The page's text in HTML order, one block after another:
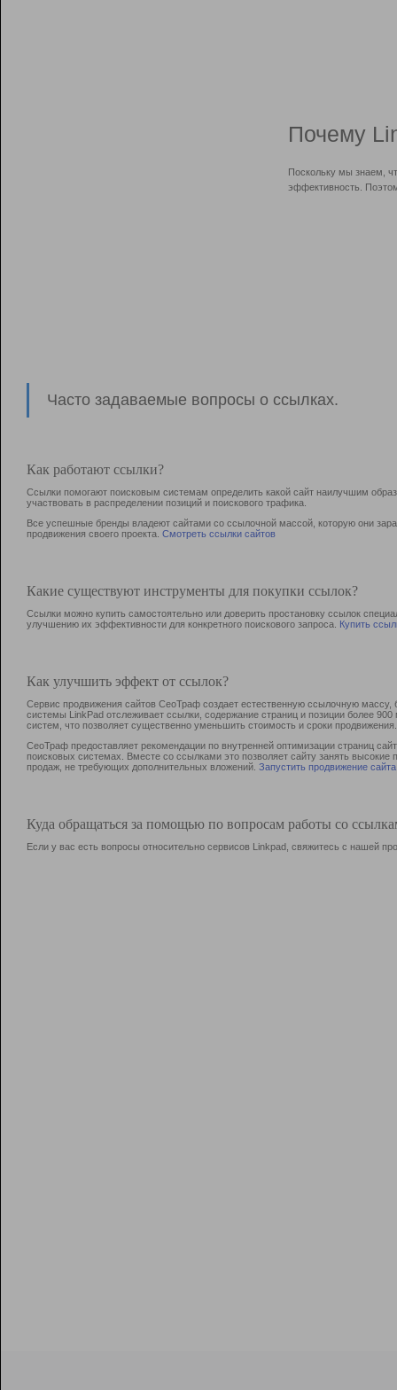
Почему
Поскольку мы знаем,
эффективность.
Часто задаваемые вопросы о ссылках.
Как работают ссылки?
Ссылки помогают поисковым системам определить какой сайт наилучшим
участвовать в раcпределении позиций и поискового трафика.
Все успешные бренды владеют сайтами со ссылочной массой, которую они
продвижения своего проекта. Смотреть ссылки сайтов
Какие существуют инструменты для покупки ссылок?
Ссылки можно купить самостоятельно или доверить простановку ссылок
улучшению их эффективности для конкретного поискового запроса. Купить
Как улучшить эффект от ссылок?
Сервис продвижения сайтов СеоТраф создает естественную ссылочную
системы LinkPad отслеживает ссылки, содержание страниц и позиции более
систем, что позволяет существенно уменьшить стоимость и сроки продвижения.
СеоТраф предоставляет рекомендации по внутренней оптимизации страниц
поисковых системах. Вместе со ссылками это позволяет сайту занять
продаж, не требующих дополнительных вложений. Запустить продвижение сайта
Куда обращаться за помощью по вопросам работы со
Если у вас есть вопросы относительно сервисов Linkpad, свяжитесь с нашей